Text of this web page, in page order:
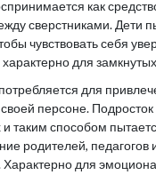
как
сверстниками. Дети
чувствовать себя
для
для
персоне. Подросток
и таким способом
родителей, педагогов
Характерно для